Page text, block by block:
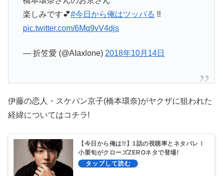
楽しみです💕#今日から俺はツッパる !!
pic.twitter.com/6Mq9vV4djs
— 折笠愛 (@AIaxlone) 2018年10月14日
伊藤の恋人・スケバン京子(橋本環奈)がヤクザに狙われた
経緯についてはコチラ!
【今日から俺は!!】1話の視聴率とネタバレ！
小栗旬がクローズZEROネタで登場!